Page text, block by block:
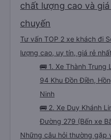
chất lượng cao và
chuyến
Tư vấn TOP 2 xe khách đi
lượng cao, uy tín, giá rẻ
🚌 1. Xe Thành Trung
94 Khu Đồn Điền,
Ninh
🚌 2. Xe Duy Khánh
Đường 279 (Bến xe
Những câu hỏi thường gặp